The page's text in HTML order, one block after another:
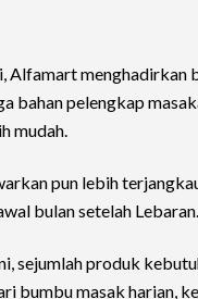
Alfamart menghadirkan
bahan pelengkap
mudah.
pun lebih
bulan setelah Lebaran.
sejumlah produk
bumbu masak harian,